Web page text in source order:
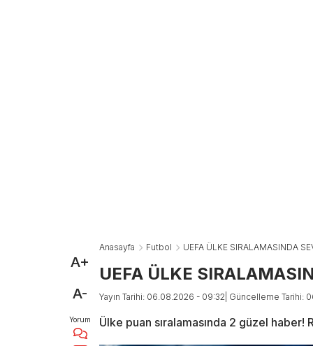
A+
A-
Yorum
Anasayfa Futbol UEFA ÜLKE SIRALAMASINDA
UEFA ÜLKE
Yayın Tarihi: 06.08.2026 - 09:32 | Güncelleme Tarihi:
Ülke puan sıralamasında 2 güzel haber!